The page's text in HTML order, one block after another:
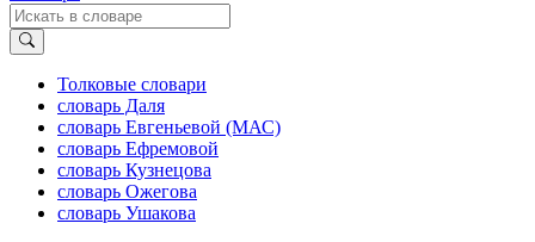
Толковые словари
словарь Даля
словарь Евгеньевой (МАС)
словарь Ефремовой
словарь Кузнецова
словарь Ожегова
словарь Ушакова